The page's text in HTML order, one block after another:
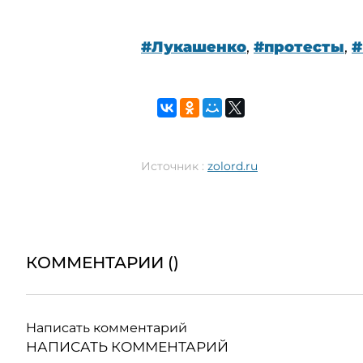
#Лукашенко, #протесты,
Источник : zolord.ru
КОММЕНТАРИИ ()
Написать комментарий
НАПИСАТЬ КОММЕНТАРИЙ